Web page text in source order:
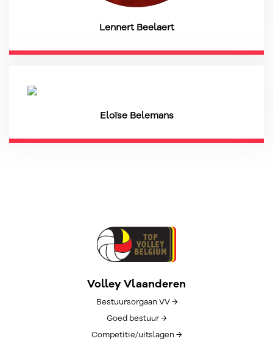
Lennert Beelaert
Eloïse Belemans
Volley Vlaanderen
Bestuursorgaan VV →
Goed bestuur →
Competitie/uitslagen →